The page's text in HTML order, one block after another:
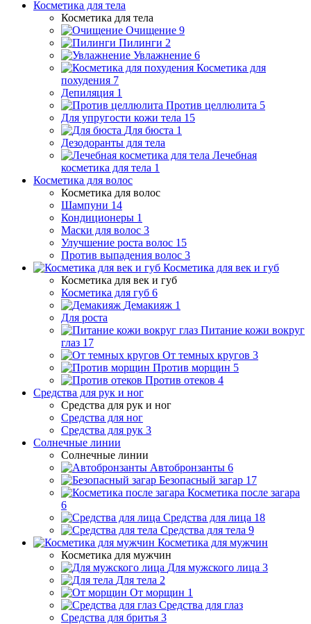
Косметика для тела
Косметика для тела
Очищение 9
Пилинги 2
Увлажнение 6
Косметика для
похудения 7
Депиляция 1
Против целлюлита 5
Для упругости кожи тела 15
Для бюста 1
Дезодоранты для тела
Лечебная
косметика для тела 1
Косметика для волос
Косметика для волос
Шампуни 14
Кондиционеры 1
Маски для волос 3
Улучшение роста волос 15
Против выпадения волос 3
Косметика для век и губ
Косметика для век и губ
Косметика для губ 6
Демакияж 1
Для роста
Питание кожи вокруг
глаз 17
От темных кругов 3
Против морщин 5
Против отеков 4
Средства для рук и ног
Средства для рук и ног
Средства для ног
Средства для рук 3
Солнечные линии
Солнечные линии
Автобронзанты 6
Безопасный загар 17
Косметика после загара
6
Средства для лица 18
Средства для тела 9
Косметика для мужчин
Косметика для мужчин
Для мужского лица 3
Для тела 2
От морщин 1
Средства для глаз
Средства для бритья 3